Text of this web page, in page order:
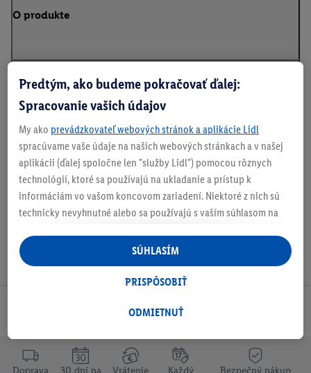
O produkte
Informácie o batériách podľa nariadenia EÚ o
batériách
Na stiahnutie
Odoberaj Newsletter!
Doprava
30 dní na
Vrátenie
Každý
Bezpečný nákup
Predtým, ako budeme pokračovať ďalej:
Spracovanie vašich údajov
My ako prevádzkovateľ webových stránok a aplikácie Lidl
spracúvame vaše údaje na našich webových stránkach a v našej
aplikácii (ďalej spoločne len "služby Lidl") pomocou rôznych
technológií, ktoré sa používajú na ukladanie a prístup k
informáciám vo vašom koncovom zariadení. Niektoré z nich sú
technicky nevyhnutné alebo sa používajú s vaším súhlasom na
personalizovanú reklamu v rámci služieb Lidl aj mimo nich. Ak
ste účastníkom programu Lidl Plus, na tieto účely sa spracúvajú
aj údaje z vášho nákupného správania v obchode.
následne si vytvoríte účet Lidl Plus alebo sa prihlásite do svojho
tiež vytvoriť špeciálny online identifikátor z e-mailovej adresy,
ktorú tam uvediete, aby sme vás mohli rozpoznať v službách
ODMIETNUŤ
PRISPÔSOBIŤ
SÚHLASÍM